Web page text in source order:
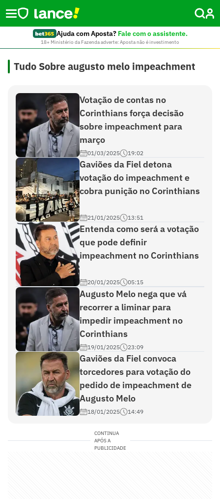
Ajuda com Aposta? Fale com o assistente.
18+ Ministério da Fazenda adverte: Aposta não é investimento
Tudo Sobre augusto melo impeachment
Votação de contas no
Corinthians força decisão
sobre impeachment para
março
01/03/2025 19:02
Gaviões da Fiel detona
votação do impeachment e
cobra punição no Corinthians
21/01/2025 13:51
Entenda como será a votação
que pode definir
impeachment no Corinthians
20/01/2025 05:15
Augusto Melo nega que vá
recorrer a liminar para
impedir impeachment no
Corinthians
19/01/2025 23:09
Gaviões da Fiel convoca
torcedores para votação do
pedido de impeachment de
Augusto Melo
18/01/2025 14:49
CONTINUA
APÓS A
PUBLICIDADE